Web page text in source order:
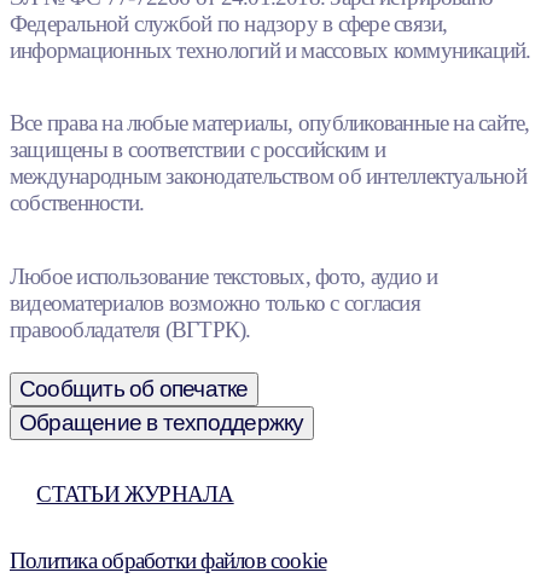
Федеральной службой по надзору в сфере связи,
информационных технологий и массовых коммуникаций.
Все права на любые материалы, опубликованные на сайте,
защищены в соответствии с российским и
международным законодательством об интеллектуальной
собственности.
Любое использование текстовых, фото, аудио и
видеоматериалов возможно только с согласия
правообладателя (ВГТРК).
Сообщить об опечатке
Обращение в техподдержку
СТАТЬИ ЖУРНАЛА
Политика обработки файлов cookie